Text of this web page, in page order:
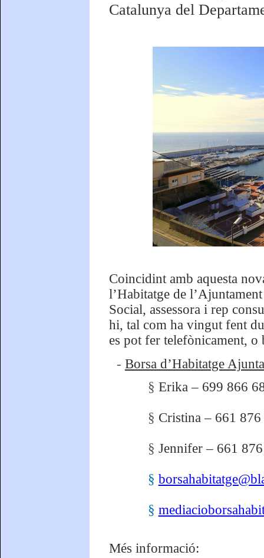
Catalunya del
Coincidint amb aquesta
l’Habitatge de
Social, assessora i rep
hi, tal com ha vingut fent
es pot fer telefònicament, o
- Borsa d’Habitatge
§ Erika – 699 866
§ Cristina – 661
§ Jennifer – 661
§
§
Més informació: